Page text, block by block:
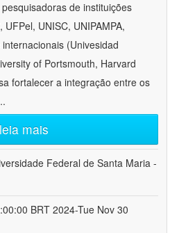
de instituições
UNISC, UNIPAMPA,
(Univesidad
of Portsmouth, Harvard
fortalecer a integração entre os
leia mais
Federal de Santa Maria -
BRT 2024-Tue Nov 30